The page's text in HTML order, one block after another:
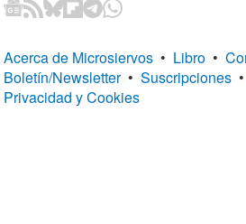
Acerca de Microsiervos • Libro •
Boletín/Newsletter • Suscripciones •
Privacidad y Cookies